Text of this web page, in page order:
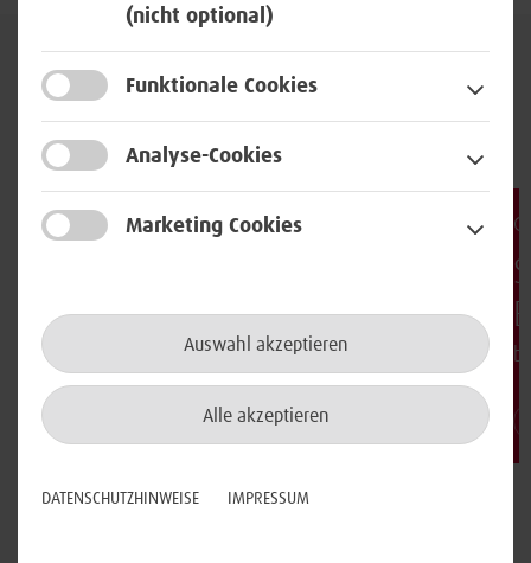
(nicht optional)
Funktionale Cookies
Analyse-Cookies
Marketing Cookies
Auswahl akzeptieren
Alle akzeptieren
DATENSCHUTZHINWEISE IMPRESSUM
Das könnte Sie auch interessieren:
UpdateBWI
„KOMPASS IST DIE EINSATZFÄHIGKEIT“
2 min 5. September 2025